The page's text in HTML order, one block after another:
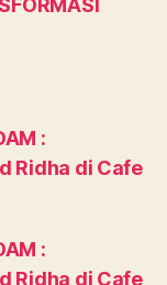
:
Ridha di Cafe
:
Ridha di Cafe